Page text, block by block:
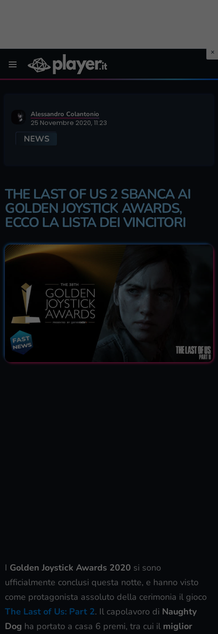
Alessandro Colantonio
25 Novembre 2020, 11:23
NEWS
THE LAST OF US 2 SBANCA AI
GOLDEN JOYSTICK AWARDS,
ECCO LA LISTA DEI VINCITORI
I Golden Joystick Awards 2020 si sono
ufficialmente conclusi questa notte, e hanno visto
come protagonista assoluto della cerimonia il gioco
The Last of Us: Part 2. Il capolavoro di Naughty
Dog ha portato a casa 6 premi, tra cui il miglior